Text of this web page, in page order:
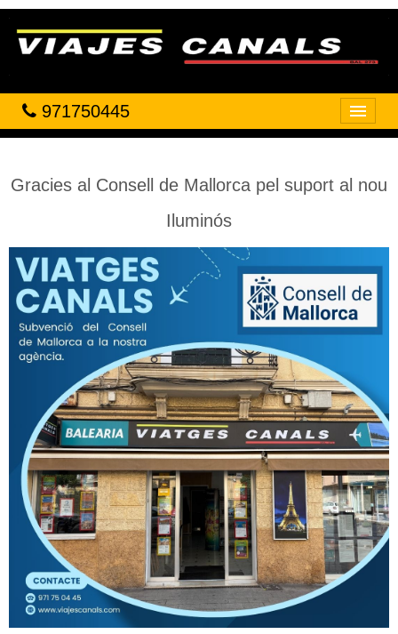
971750445
VIAJES
VUELOS
CRUCEROS
OFICINAS
Gracies al Consell de Mallorca pel suport al nou
Iluminós